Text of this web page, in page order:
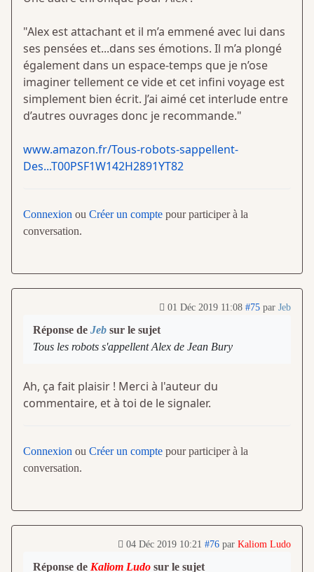
"Alex est attachant et il m’a emmené avec lui dans
ses pensées et...dans ses émotions. Il m’a plongé
également dans un espace-temps que je n’ose
imaginer tellement ce vide et cet infini voyage est
simplement bien écrit. J’ai aimé cet interlude entre
d’autres ouvrages donc je recommande."
www.amazon.fr/Tous-robots-sappellent-
Des...T00PSF1W142H2891YT82
Connexion ou Créer un compte pour participer à la
conversation.
01 Déc 2019 11:08 #75 par Jeb
Réponse de Jeb sur le sujet
Tous les robots s'appellent Alex de Jean Bury
Ah, ça fait plaisir ! Merci à l'auteur du
commentaire, et à toi de le signaler.
Connexion ou Créer un compte pour participer à la
conversation.
04 Déc 2019 10:21 #76 par Kaliom Ludo
Réponse de Kaliom Ludo sur le sujet